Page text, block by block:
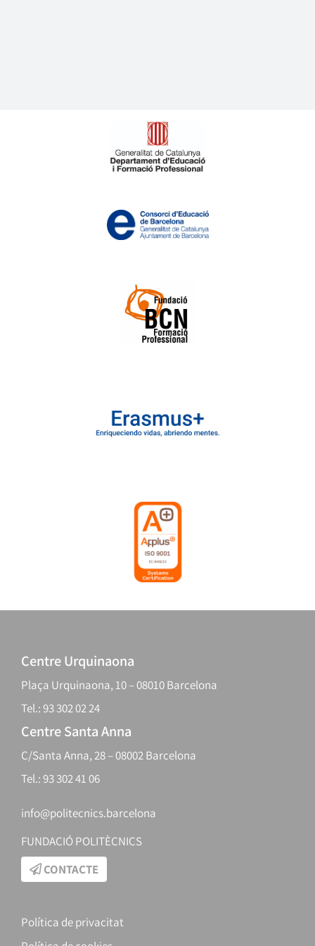
Centre Urquinaona
Plaça Urquinaona, 10 – 08010 Barcelona
Tel.: 93 302 02 24
Centre Santa Anna
C/Santa Anna, 28 – 08002 Barcelona
Tel.: 93 302 41 06
info@politecnics.barcelona
FUNDACIÓ POLITÈCNICS
CONTACTE
Política de privacitat